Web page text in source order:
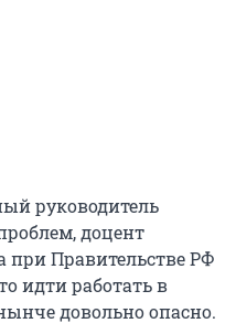
руководитель
доцент
при Правительстве РФ
идти работать в
довольно опасно.